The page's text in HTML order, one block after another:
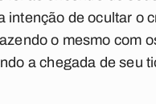
intenção de ocultar o
o mesmo com
a chegada de seu